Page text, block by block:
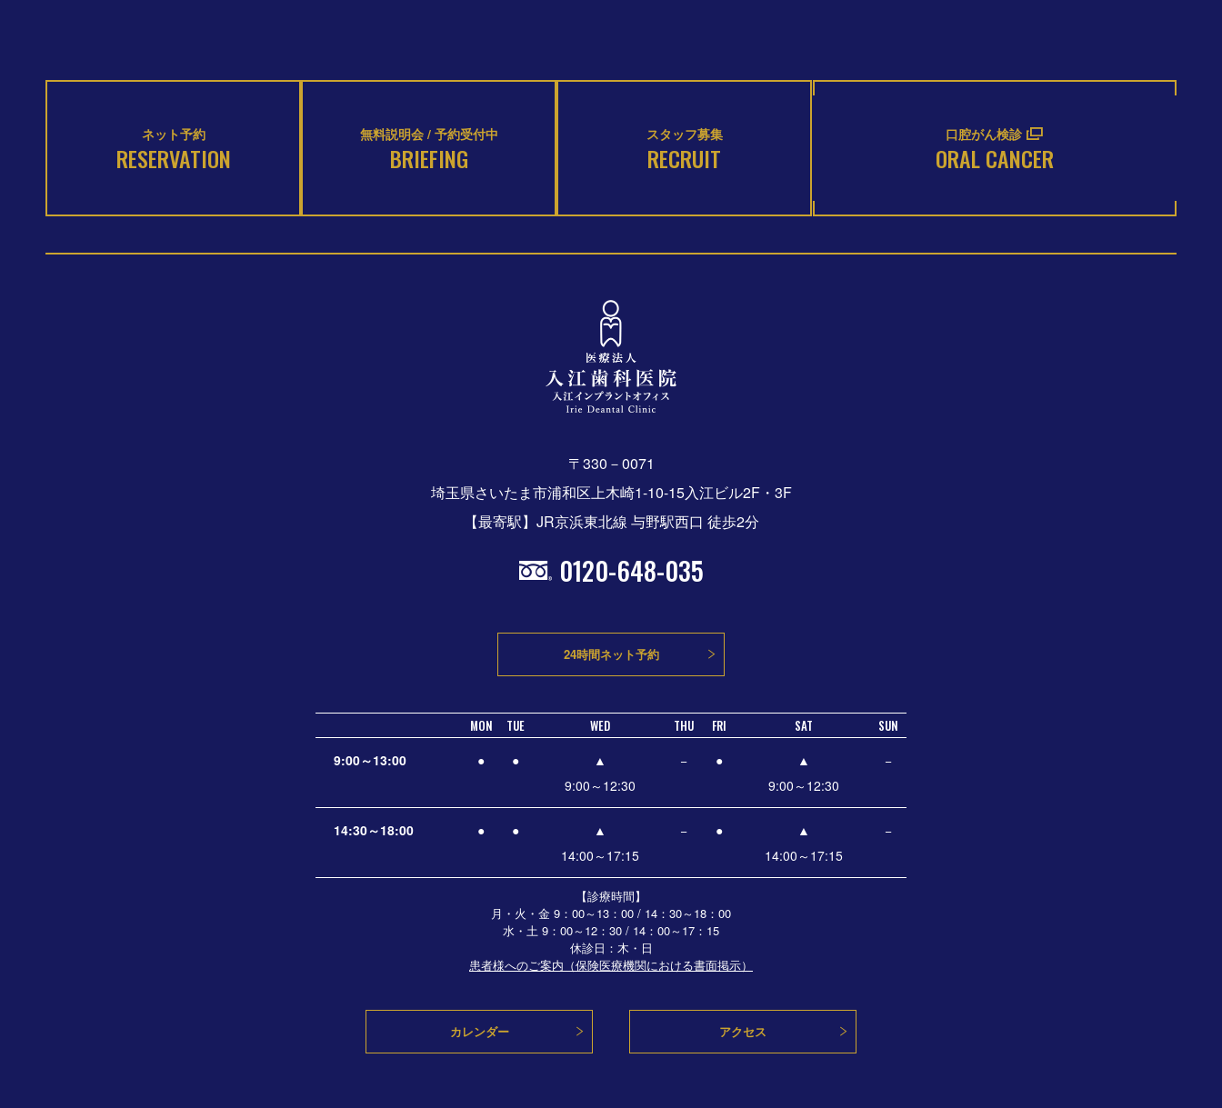
ネット予約
RESERVATION
無料説明会 / 予約受付中
BRIEFING
スタッフ募集
RECRUIT
口腔がん検診
ORAL CANCER
〒330－0071
埼玉県さいたま市浦和区上木崎1-10-15入江ビル2F・3F
【最寄駅】JR京浜東北線 与野駅西口 徒歩2分
0120-648-035
24時間ネット予約
MON TUE WED THU FRI SAT SUN
【診療時間】
月・火・金 9：00～13：00 / 14：30～18：00
水・土 9：00～12：30 / 14：00～17：15
休診日：木・日
患者様へのご案内（保険医療機関における書面掲示）
9:00～13:00 ● ●
▲
9:00～12:30
− ●
▲
9:00～12:30
−
14:30～18:00 ● ●
▲
14:00～17:15
− ●
▲
14:00～17:15
−
カレンダー アクセス